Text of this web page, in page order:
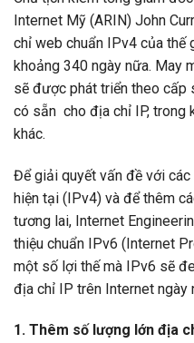
Internet Mỹ (ARIN) John
chỉ web chuẩn IPv4 của thế
khoảng 340 ngày nữa. May
sẽ được phát triển theo cấp
có sẵn cho địa chỉ IP, trong
khác.
Để giải quyết vấn đề với
hiện tại (IPv4) và để thêm
tương lai, Internet
thiệu chuẩn IPv6 (Internet
một số lợi thế mà IPv6 sẽ
địa chỉ IP trên Internet ngày
1. Thêm số lượng lớn địa